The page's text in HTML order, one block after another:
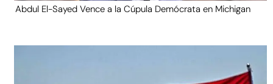
Abdul El-Sayed Vence a la Cúpula Demócrata en Michigan